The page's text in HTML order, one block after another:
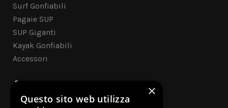
Surf Gonfiabili
Pagaie SUP
SUP Giganti
Kayak Gonfiabili
Accessori
ASSISTENZA CLIENTI ×
Questo sito web utilizza